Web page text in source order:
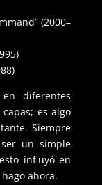
(2000–
diferentes
es algo
Siempre
un simple
influyó en
ahora.